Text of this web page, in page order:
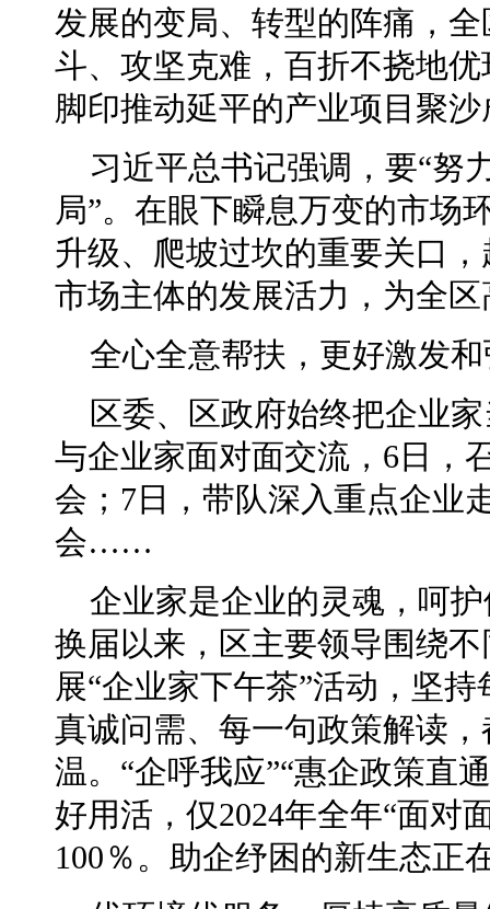
发展的变局、转型的阵痛，
斗、攻坚克难，百折不挠地
脚印推动延平的产业项目聚
习近平总书记强调，要“努
局”。在眼下瞬息万变的市场
升级、爬坡过坎的重要关口
市场主体的发展活力，为全
全心全意帮扶，更好激发
区委、区政府始终把企业
与企业家面对面交流，6日，
会；7日，带队深入重点企业
会……
企业家是企业的灵魂，呵
换届以来，区主要领导围绕
展“企业家下午茶”活动，坚
真诚问需、每一句政策解读
温。“企呼我应”“惠企政策直
好用活，仅2024年全年“面对
100％。助企纾困的新生态正